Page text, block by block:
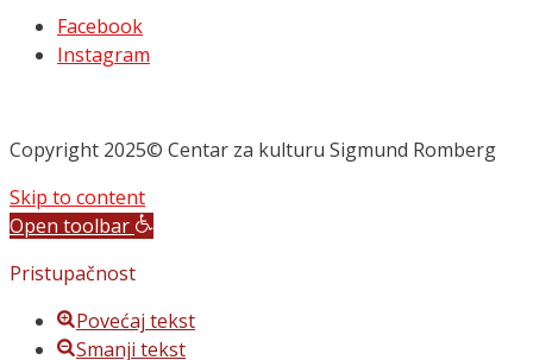
Facebook
Instagram
Copyright 2025© Centar za kulturu Sigmund Romberg
Skip to content
Open toolbar
Pristupačnost
Povećaj tekst
Smanji tekst